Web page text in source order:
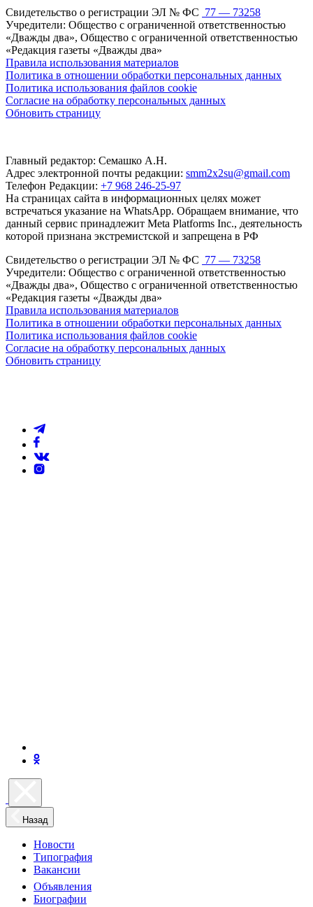
Свидетельство о регистрации ЭЛ № ФС 77 — 73258
Учредители: Общество с ограниченной ответственностью
«Дважды два», Общество с ограниченной ответственностью
«Редакция газеты «Дважды два»
Правила использования материалов
Политика в отношении обработки персональных данных
Политика использования файлов cookie
Согласие на обработку персональных данных
Обновить страницу
Главный редактор: Семашко А.Н.
Адрес электронной почты редакции: smm2x2su@gmail.com
Телефон Редакции: +7 968 246-25-97
На страницах сайта в информационных целях может
встречаться указание на WhatsApp. Обращаем внимание, что
данный сервис принадлежит Meta Platforms Inc., деятельность
которой признана экстремистской и запрещена в РФ
Свидетельство о регистрации ЭЛ № ФС 77 — 73258
Учредители: Общество с ограниченной ответственностью
«Дважды два», Общество с ограниченной ответственностью
«Редакция газеты «Дважды два»
Правила использования материалов
Политика в отношении обработки персональных данных
Политика использования файлов cookie
Согласие на обработку персональных данных
Обновить страницу
Назад
Новости
Типография
Вакансии
Объявления
Биографии